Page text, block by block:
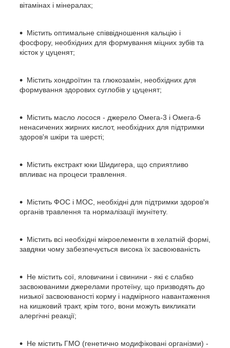
вітамінах і мінералах;
Містить оптимальне співвідношення кальцію і
фосфору, необхідних для формування міцних зубів та
кісток у цуценят;
Містить хондроїтин та глюкозамін, необхідних для
формування здорових суглобів у цуценят;
Містить масло лосося - джерело Омега-3 і Омега-6
ненасичених жирних кислот, необхідних для підтримки
здоров'я шкіри та шерсті;
Містить екстракт юки Шидигера, що сприятливо
впливає на процеси травлення.
Містить ФОС і МОС, необхідні для підтримки здоров'я
органів травлення та нормалізації імунітету.
Містить всі необхідні мікроелементи в хелатній формі,
завдяки чому забезпечується висока їх засвоюваність
Не містить сої, яловичини і свинини - які є слабко
засвоюваними джерелами протеїну, що призводять до
низької засвоюваності корму і надмірного навантаження
на кишковий тракт, крім того, вони можуть викликати
алергічні реакції;
Не містить ГМО (генетично модифіковані організми) -